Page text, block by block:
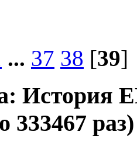
... 37 38 [39
История
333467 раз)